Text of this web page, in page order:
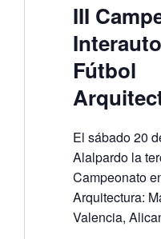
III
Fútbol
El sábado 20
Alalpardo la
Campeonato
Arquitectura:
Valencia,